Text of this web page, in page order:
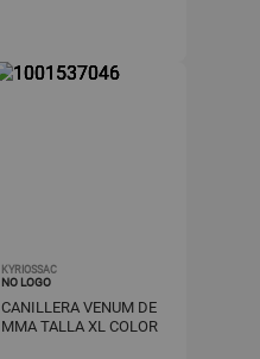
KYRIOSSAC
NO LOGO
CANILLERA VENUM DE
MMA TALLA XL COLOR